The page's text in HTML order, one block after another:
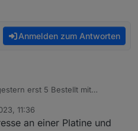
Anmelden zum Antworten
erst 5 Bestellt mit
11:36
an einer Platine und